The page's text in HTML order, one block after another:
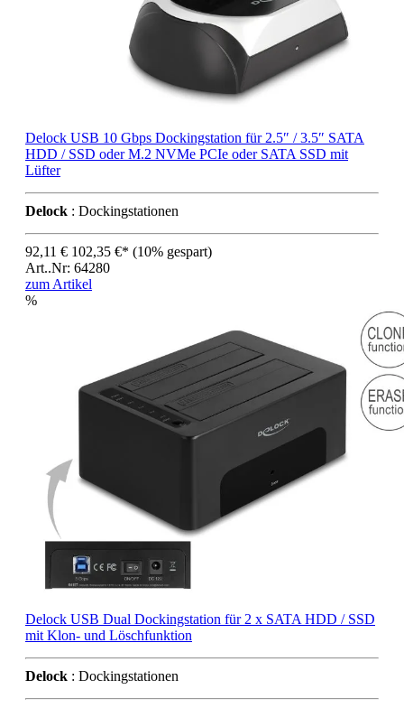
Delock USB 10 Gbps Dockingstation für 2.5″ / 3.5″ SATA
HDD / SSD oder M.2 NVMe PCIe oder SATA SSD mit
Lüfter
Delock : Dockingstationen
92,11 € 102,35 €* (10% gespart)
Art..Nr: 64280
zum Artikel
%
Delock USB Dual Dockingstation für 2 x SATA HDD / SSD
mit Klon- und Löschfunktion
Delock : Dockingstationen